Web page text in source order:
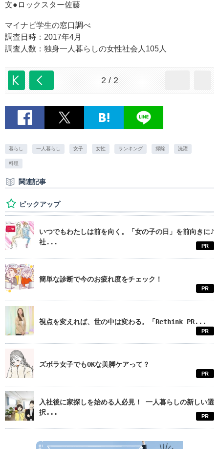
文●ロックスター佐藤
マイナビ学生の窓口調べ
調査日時：2017年4月
調査人数：独身一人暮らしの女性社会人105人
2 / 2
暮らし 一人暮らし 女子 女性 ランキング 掃除 洗濯
料理
関連記事
ピックアップ
いつでもわたしは前を向く。「女の子の日」を前向きに♪
社...
PR
簡単な診断で今のお疲れ度をチェック！
PR
視点を変えれば、世の中は変わる。「Rethink PR...
PR
ズボラ女子でもOKな美脚ケアって？
PR
入社後に家探しを始める人必見！ 一人暮らしの新しい選
択...
PR